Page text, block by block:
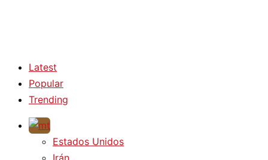
Latest
Popular
Trending
Estados Unidos